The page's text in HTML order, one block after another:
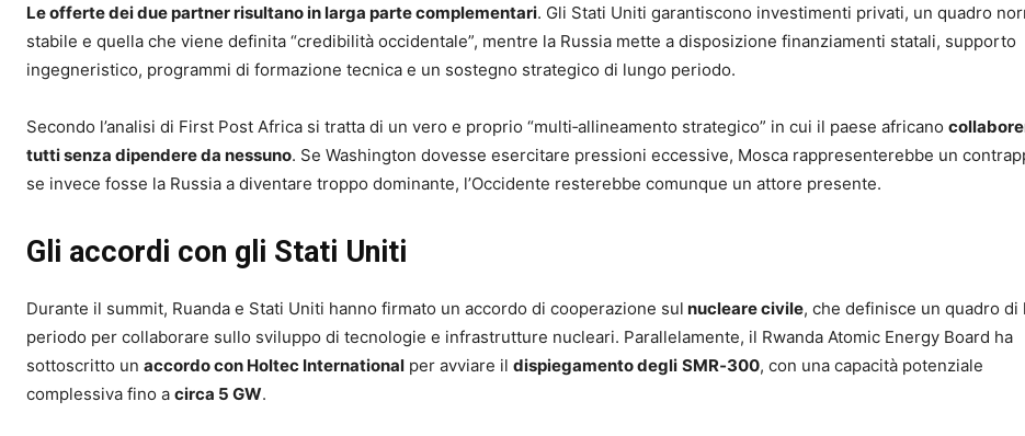
Le offerte dei due partner risultano in larga parte complementari. Gli Stati Uniti garantiscono investimenti privati, un quadro
stabile e quella che viene definita “credibilità occidentale”, mentre la Russia mette a disposizione finanziamenti statali, supporto
ingegneristico, programmi di formazione tecnica e un sostegno strategico di lungo periodo.
Secondo l’analisi di First Post Africa si tratta di un vero e proprio “multi‑allineamento strategico” in cui il paese africano
tutti senza dipendere da nessuno. Se Washington dovesse esercitare pressioni eccessive, Mosca rappresenterebbe un
se invece fosse la Russia a diventare troppo dominante, l’Occidente resterebbe comunque un attore presente.
Gli accordi con gli Stati Uniti
Durante il summit, Ruanda e Stati Uniti hanno firmato un accordo di cooperazione sul nucleare civile, che definisce un quadro di
periodo per collaborare sullo sviluppo di tecnologie e infrastrutture nucleari. Parallelamente, il Rwanda Atomic Energy Board ha
sottoscritto un accordo con Holtec International per avviare il dispiegamento degli SMR‑300, con una capacità potenziale
complessiva fino a circa 5 GW.